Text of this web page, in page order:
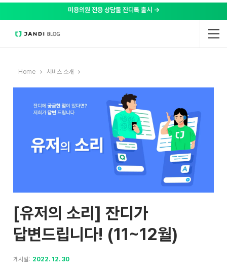
미용의원 전용 상담툴 잔디톡 출시 →
Home 서비스 소개
[유저의 소리] 잔디가
답변드립니다! (11~12월)
게시일: 2022. 12. 30